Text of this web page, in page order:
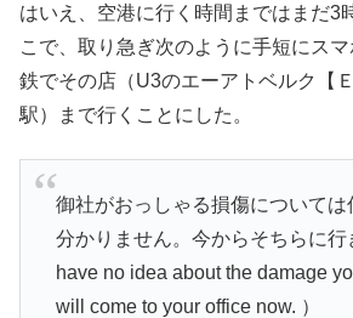
はいえ、空港に行く時間まではまだ3
こで、取り急ぎ次のように手短にス
鉄でその店（U3のエーアトベルク【
駅）まで行くことにした。
御社がおっしゃる損傷については
分かりません。今からそちらに行
have no idea about the damage
will come to your office now. ）